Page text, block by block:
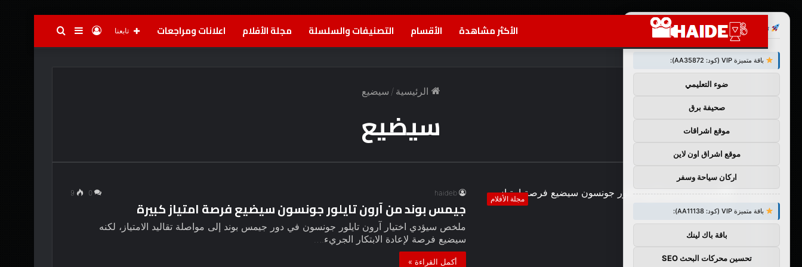
الأكثر مشاهدة الأقسام التصنيفات والسلسلة مجلة الأفلام اعلانات ومراجعات بحثإضافةتسجيل تابعنا
الرئيسية / سيضيع
سيضيع
مجلة الأفلام
haideb
0
9
جيمس بوند من آرون تايلور جونسون سيضيع فرصة امتياز كبيرة
ملخص سيؤدي اختيار آرون تايلور جونسون في دور جيمس بوند إلى مواصلة تقاليد الامتياز، لكنه
سيضيع فرصة لإعادة الابتكار الجريء.…
أكمل القراءة »
توصيات :
باقة متميزة VIP (كود: AA35872):
ضوء التعليمي
صحيفة برق
موقع اشراقات
موقع اشراق اون لاين
اركان سياحة وسفر
باقة متميزة VIP (كود: AA11138):
باقة باك لينك
تحسين محركات البحث SEO